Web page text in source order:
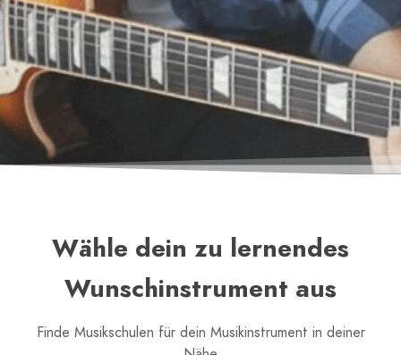
Wähle dein zu lernendes
Wunschinstrument aus
Finde Musikschulen für dein Musikinstrument in deiner